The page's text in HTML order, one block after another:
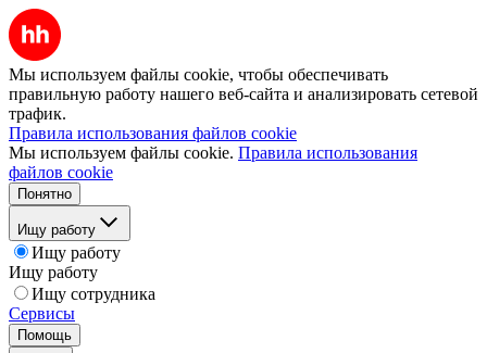
Мы используем файлы cookie, чтобы обеспечивать
правильную работу нашего веб-сайта и анализировать сетевой
трафик.
Правила использования файлов cookie
Мы используем файлы cookie. Правила использования
файлов cookie
Понятно
Ищу работу
Ищу работу
Ищу работу
Ищу сотрудника
Сервисы
Помощь